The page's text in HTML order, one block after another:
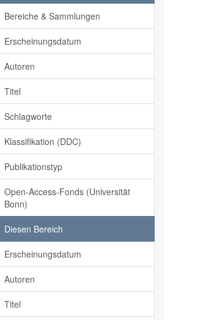
Bereiche & Sammlungen
Erscheinungsdatum
Autoren
Titel
Schlagworte
Klassifikation (DDC)
Publikationstyp
Open-Access-Fonds (Universität
Bonn)
Diesen Bereich
Erscheinungsdatum
Autoren
Titel